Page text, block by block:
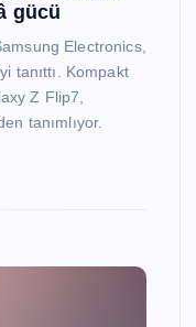
gücü
Electronics,
tanıttı. Kompakt
Z Flip7,
tanımlıyor.